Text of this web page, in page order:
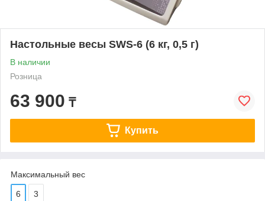
Настольные весы SWS-6 (6 кг, 0,5 г)
В наличии
Розница
63 900 ₸
Купить
Максимальный вес
6 3